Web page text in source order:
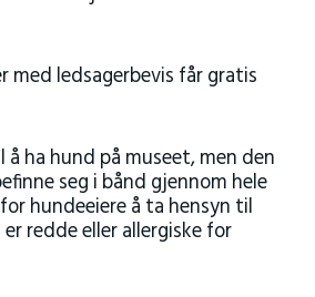
med ledsagerbevis får gratis
ha hund på museet, men den
seg i bånd gjennom hele
hundeeiere å ta hensyn til
redde eller allergiske for